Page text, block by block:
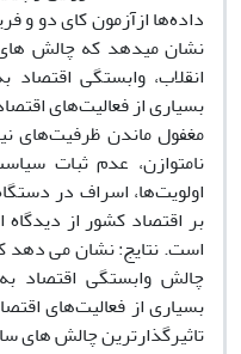
داده‌ها ازآزمون کای دو و
نشان میدهد که چالش
انقلاب، وابستگی
بسیاری از فعالیت‌های
مغفول ماندن ظرفیت‌های
نامتوازن، عدم ثبات
اولویت‌ها، اسراف در
بر اقتصاد کشور از
است. نتایج: نشان می دهد
چالش وابستگی اقتصاد
بسیاری از فعالیت‌های
تاثیرگذارترین چالش های